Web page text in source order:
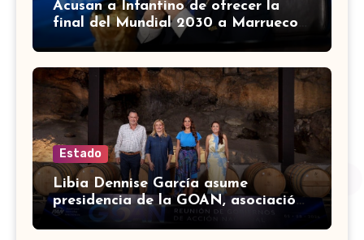
Acusan a Infantino de ofrecer la
final del Mundial 2030 a Marruecos
a cambio de apoyo
Estado
Libia Dennise García asume
presidencia de la GOAN, asociación
de gobernadores de Acción